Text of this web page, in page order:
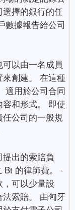
擇的銀行的任
數據報告給公司
以由一名成員
創建。 在這種
適用於公司合同
和形式。 即使
公司的一般規
出的索賠負
Bt 的律師費。 -
可以少量設
索賠。 由匈牙